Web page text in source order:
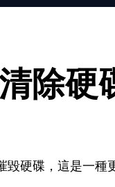
除硬
毀硬碟，這是一種